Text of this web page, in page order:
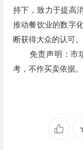
持下，致力于提高
推动餐饮业的数字
断获得大众的认可。
免责声明：市场
考，不作买卖依据。